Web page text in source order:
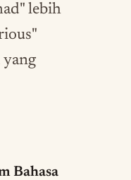
lebih
Bahasa